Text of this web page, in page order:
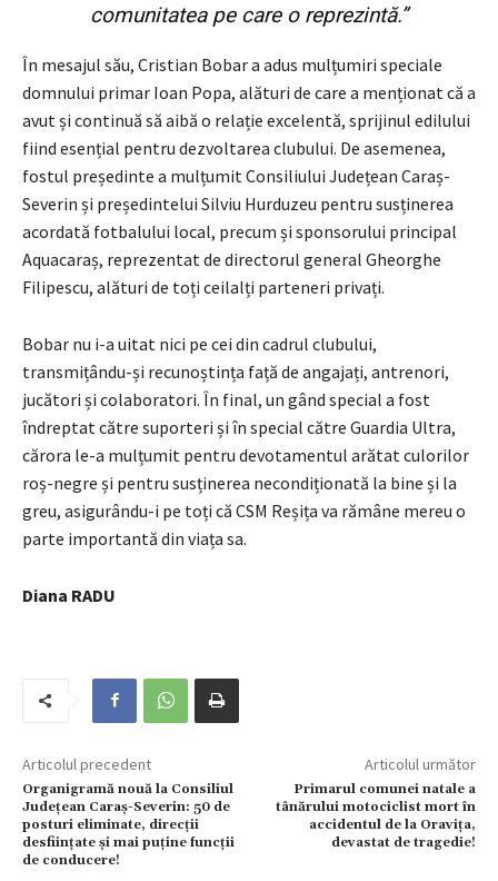
comunitatea pe care o reprezintă.”
În mesajul său, Cristian Bobar a adus mulțumiri speciale
domnului primar Ioan Popa, alături de care a menționat că a
avut și continuă să aibă o relație excelentă, sprijinul edilului
fiind esențial pentru dezvoltarea clubului. De asemenea,
fostul președinte a mulțumit Consiliului Județean Caraș-
Severin și președintelui Silviu Hurduzeu pentru susținerea
acordată fotbalului local, precum și sponsorului principal
Aquacaraș, reprezentat de directorul general Gheorghe
Filipescu, alături de toți ceilalți parteneri privați.
Bobar nu i-a uitat nici pe cei din cadrul clubului,
transmițându-și recunoștința față de angajați, antrenori,
jucători și colaboratori. În final, un gând special a fost
îndreptat către suporteri și în special către Guardia Ultra,
cărora le-a mulțumit pentru devotamentul arătat culorilor
roș-negre și pentru susținerea necondiționată la bine și la
greu, asigurându-i pe toți că CSM Reșița va rămâne mereu o
parte importantă din viața sa.
Diana RADU
Articolul precedent
Organigramă nouă la Consiliul
Județean Caraș-Severin: 50 de
posturi eliminate, direcții
desființate și mai puține funcții
de conducere!
Articolul următor
Primarul comunei natale a
tânărului motociclist mort în
accidentul de la Oravița,
devastat de tragedie!